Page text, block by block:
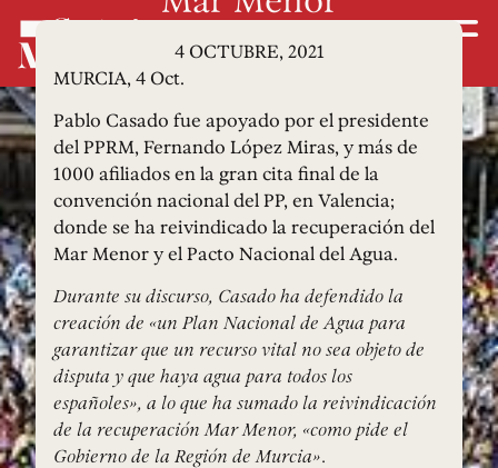
4 OCTUBRE, 2021
MURCIA, 4 Oct.
Pablo Casado fue apoyado por el presidente
del PPRM, Fernando López Miras, y más de
1000 afiliados en la gran cita final de la
convención nacional del PP, en Valencia;
donde se ha reivindicado la recuperación del
Mar Menor y el Pacto Nacional del Agua.
Durante su discurso, Casado ha defendido la
creación de «un Plan Nacional de Agua para
garantizar que un recurso vital no sea objeto de
disputa y que haya agua para todos los
españoles», a lo que ha sumado la reivindicación
de la recuperación Mar Menor, «como pide el
Gobierno de la Región de Murcia».